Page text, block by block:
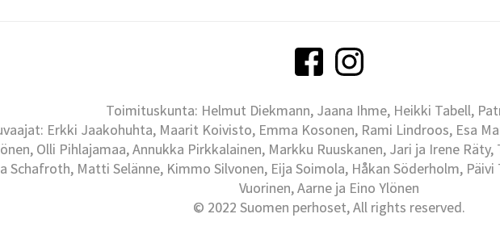
Toimituskunta: Helmut Diekmann, Jaana Ihme, Heikki Tabell,
Erkki Jaakohuhta, Maarit Koivisto, Emma Kosonen, Rami Lindroos, Esa
Olli Pihlajamaa, Annukka Pirkkalainen, Markku Ruuskanen, Jari ja Irene
Schafroth, Matti Selänne, Kimmo Silvonen, Eija Soimola, Håkan Söderholm,
Vuorinen, Aarne ja Eino Ylönen
© 2022 Suomen perhoset, All rights reserved.